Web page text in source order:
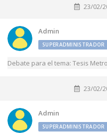
23/02/
Admin
SUPERADMINISTRADOR
Debate para el tema: Tesis
23/02/
Admin
SUPERADMINISTRADOR